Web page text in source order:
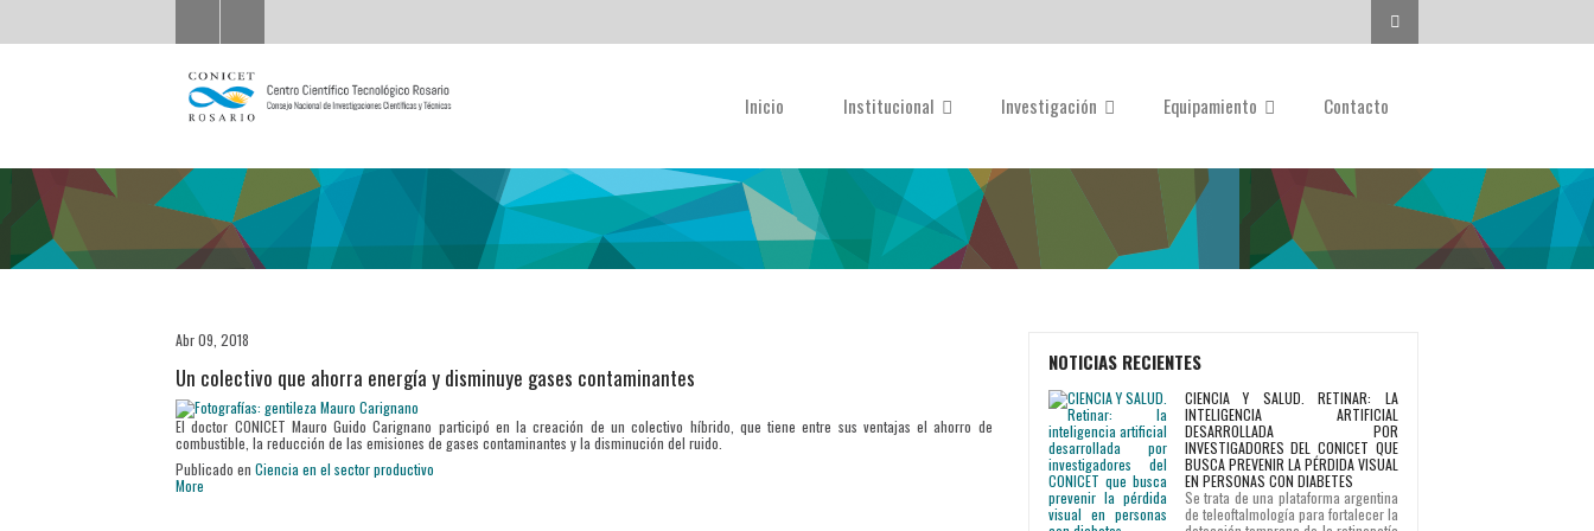
Inicio Institucional Investigación Equipamiento Contacto
Abr 09, 2018
Un colectivo que ahorra energía y disminuye gases contaminantes
El doctor CONICET Mauro Guido Carignano participó en la creación de un colectivo híbrido, que tiene entre sus ventajas el ahorro de
combustible, la reducción de las emisiones de gases contaminantes y la disminución del ruido.
Publicado en Ciencia en el sector productivo
More
NOTICIAS RECIENTES
CIENCIA Y SALUD. RETINAR: LA
INTELIGENCIA ARTIFICIAL
DESARROLLADA POR
INVESTIGADORES DEL CONICET QUE
BUSCA PREVENIR LA PÉRDIDA VISUAL
EN PERSONAS CON DIABETES
Se trata de una plataforma argentina
de teleoftalmología para fortalecer la